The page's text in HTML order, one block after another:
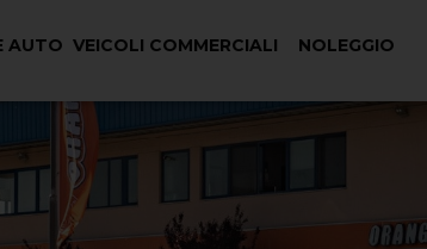
AUTO VEICOLI COMMERCIALI NOLEGGIO